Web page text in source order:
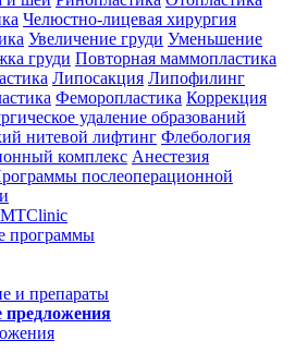
Челюстно-лицевая хирургия
Увеличение груди Уменьшение
груди Повторная маммопластика
Липосакция Липофилинг
Феморопластика Коррекция
удаление образований
нитевой лифтинг Флебология
комплекс Анестезия
послеоперационной
программы
и препараты
предложения